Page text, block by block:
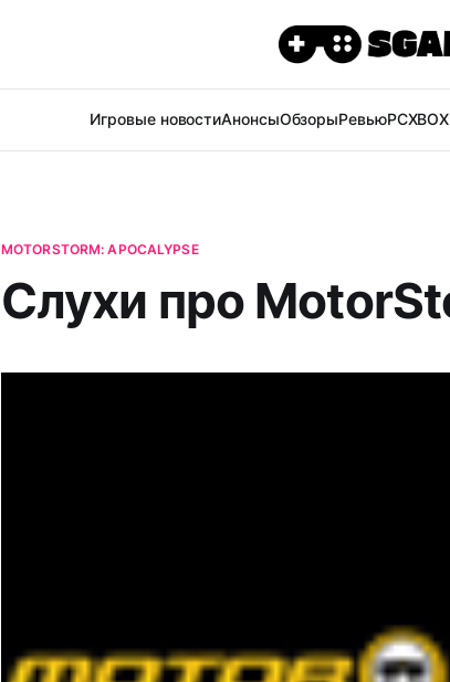
Игровые новостиАнонсыОбзорыРевьюPCXBOX
MOTORSTORM: APOCALYPSE
Слухи про